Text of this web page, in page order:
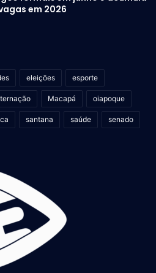
em 2026
eleições esporte
Macapá oiapoque
santana saúde senado